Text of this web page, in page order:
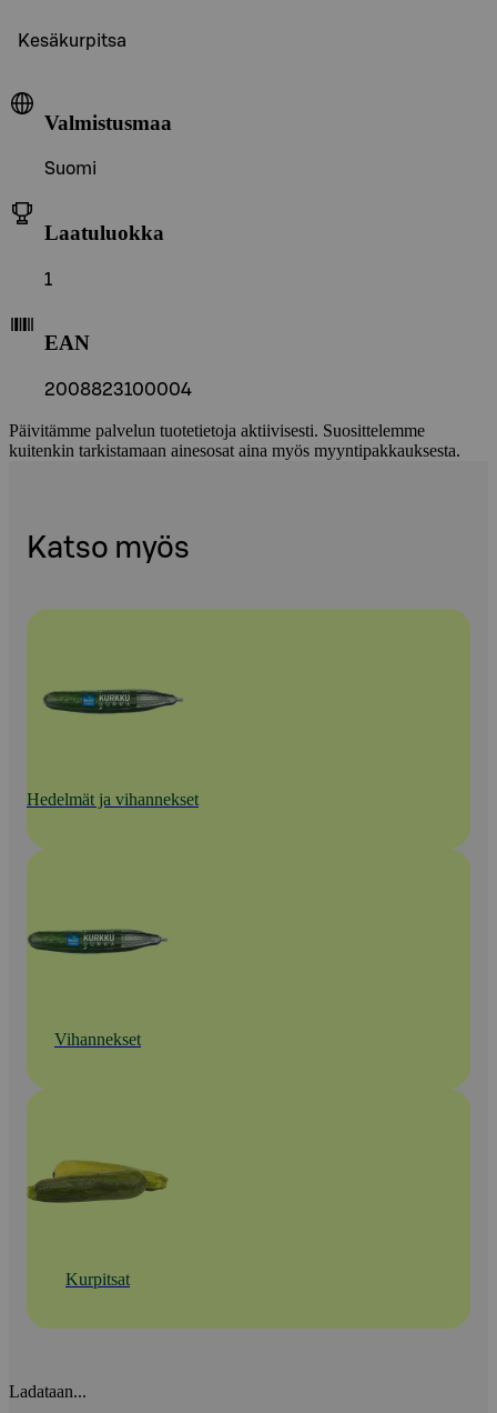
Kesäkurpitsa
Valmistusmaa
Suomi
Laatuluokka
1
EAN
2008823100004
Päivitämme palvelun tuotetietoja aktiivisesti. Suosittelemme
kuitenkin tarkistamaan ainesosat aina myös myyntipakkauksesta.
Katso myös
Hedelmät ja vihannekset
Vihannekset
Kurpitsat
Ladataan...